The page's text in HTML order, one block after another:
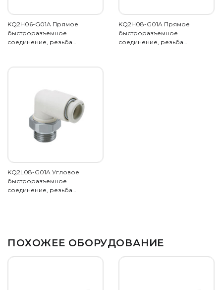
KQ2H06-G01A Прямое
быстроразъемное
соединение, резьба…
KQ2H08-G01A Прямое
быстроразъемное
соединение, резьба…
KQ2L08-G01A Угловое
быстроразъемное
соединение, резьба…
ПОХОЖЕЕ ОБОРУДОВАНИЕ